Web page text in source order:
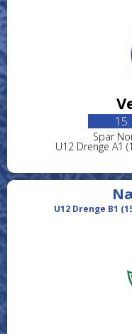
Spar
U12 Drenge A1
U12 Drenge B1